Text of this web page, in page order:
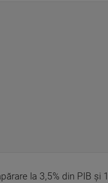
la 3,5% din PIB şi